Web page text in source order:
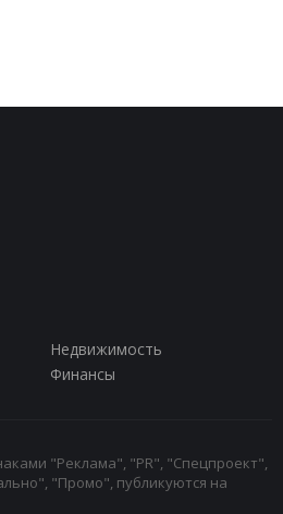
Недвижимость
Финансы
"Реклама", "PR", "Спецпроект",
"Промо", публикуются на